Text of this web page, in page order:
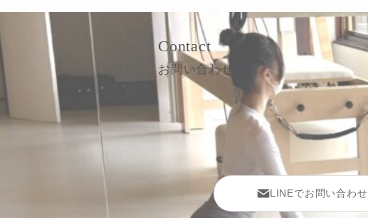
Contact
お問い合わせ
LINEでお問い合わせ